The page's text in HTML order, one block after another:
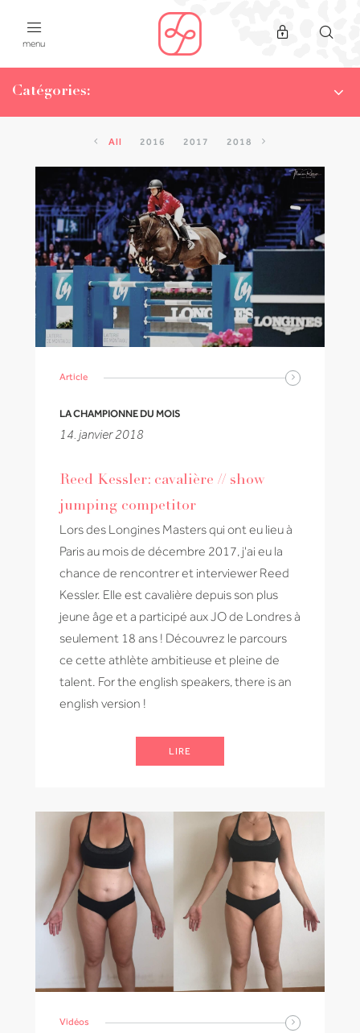
menu
Catégories:
WHAT THE F..OOD!
ON A TESTÉ
#SPORTYISTHENEWCODE
WORKOUTS
POPUP CLASS
All 2016 2017 2018
Article
LA CHAMPIONNE DU MOIS
14. janvier 2018
Reed Kessler: cavalière // show
jumping competitor
Lors des Longines Masters qui ont eu lieu à
Paris au mois de décembre 2017, j'ai eu la
chance de rencontrer et interviewer Reed
Kessler. Elle est cavalière depuis son plus
jeune âge et a participé aux JO de Londres à
seulement 18 ans ! Découvrez le parcours
ce cette athlète ambitieuse et pleine de
talent. For the english speakers, there is an
english version !
LIRE
Vidéos